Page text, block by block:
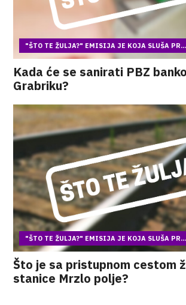
"ŠTO TE ŽULJA?" EMISIJA JE KOJA SLUŠA PR...
Kada će se sanirati PBZ
Grabriku?
"ŠTO TE ŽULJA?" EMISIJA JE KOJA SLUŠA PR...
Što je sa pristupnom cestom
stanice Mrzlo polje?